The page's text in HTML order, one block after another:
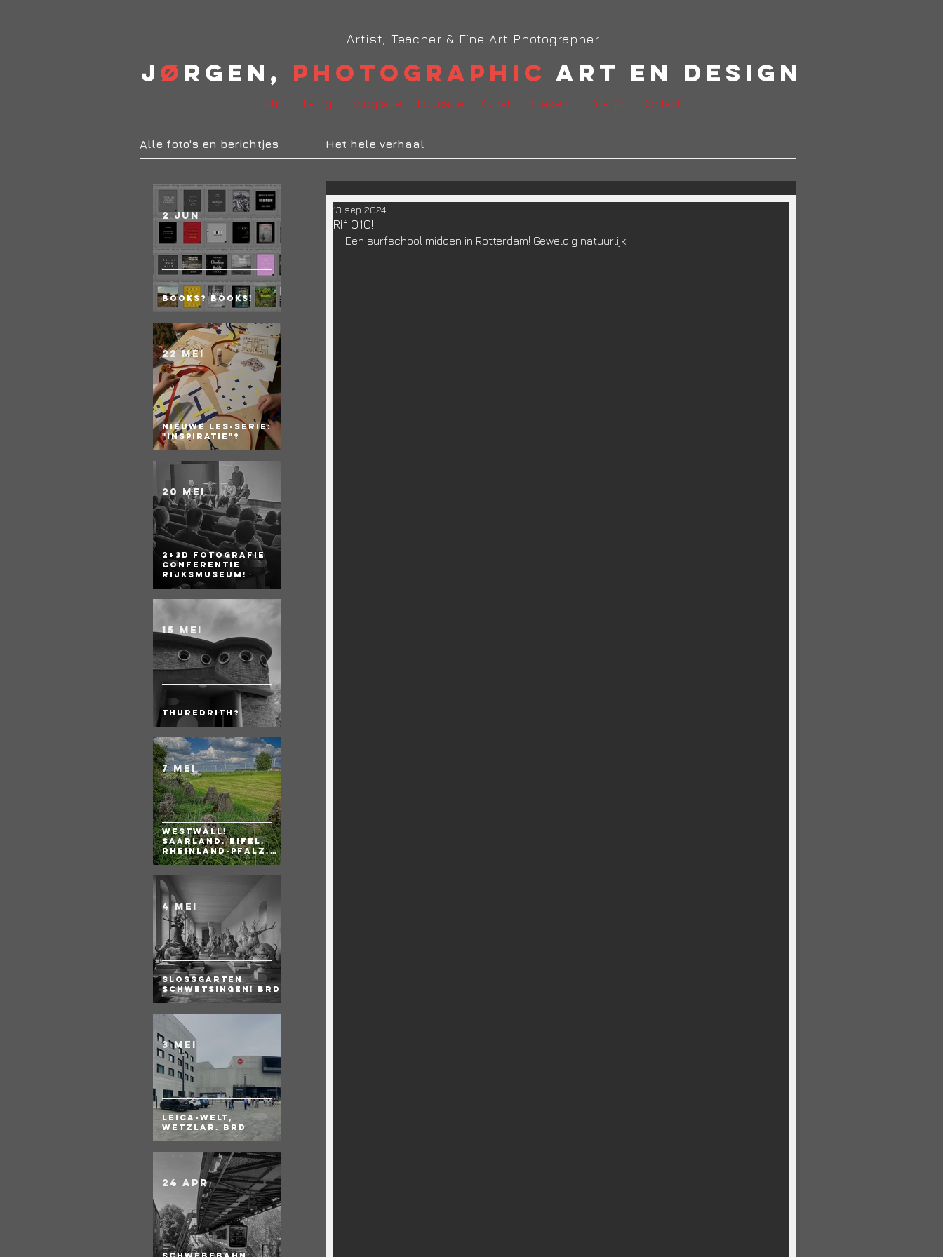
Artist, Teacher & Fine Art Photographer
J ø rgen, Photographic Art en Design
Intro F-log Fotografie Educatie Kunst Boeken Tijd-lijn Contact
Alle foto's en berichtjes Het hele verhaal
Books? BOOKS!
2 jun
Nieuwe les-serie:
"Inspiratie"?
22 mei
2+3D Fotografie
Conferentie
Rijksmuseum!
20 mei
Thuredrith?
15 mei
WESTWALL!
Saarland. Eifel.
Rheinland-Pfalz.
BRD
7 mei
Slossgarten
Schwetsingen! BRD
4 mei
Leica-Welt,
Wetzlar. BRD
3 mei
24 apr
Rif 010!
13 sep 2024
Een surfschool midden in Rotterdam! Geweldig natuurlijk...